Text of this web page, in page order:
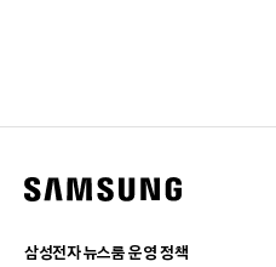
삼성전자 뉴스룸 운영 정책